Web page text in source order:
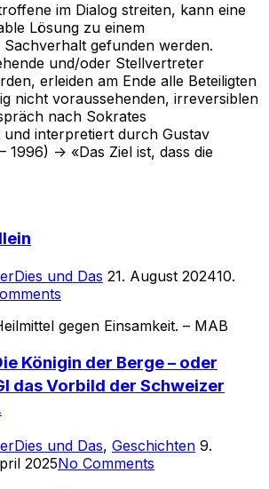
im Dialog streiten, kann eine
Lösung zu einem
gefunden werden.
und/oder Stellvertreter
erleiden am Ende alle Beteiligten
nicht voraussehenden, irreversiblen
nach Sokrates
und interpretiert durch Gustav
1996) -> «Das Ziel ist, dass die
Dies und Das Posted
21. August 202410.
gegen Einsamkeit. – MAB
Königin der Berge – oder
das Vorbild der Schweizer
Dies und Das, GeschichtenPosted
9.
2025No Comments